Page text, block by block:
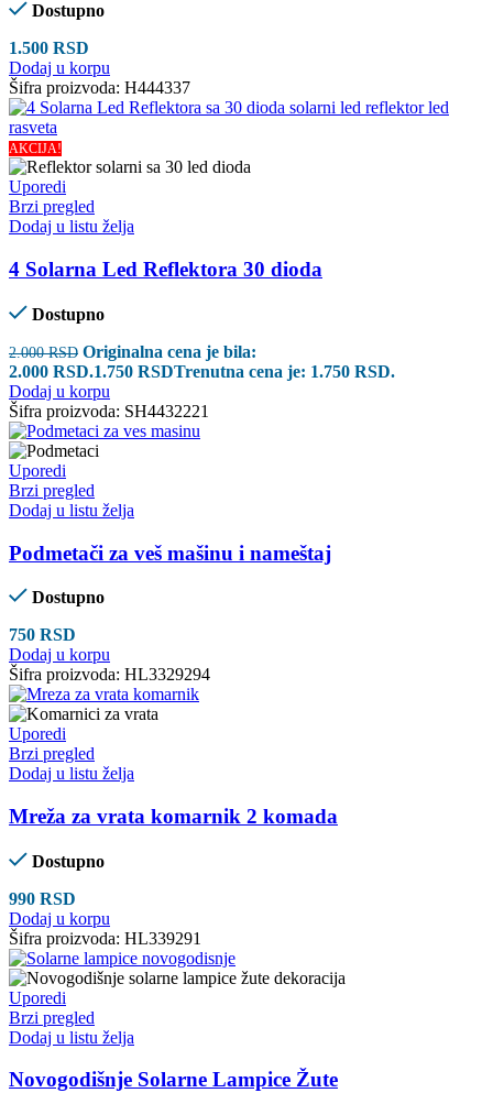
Dostupno
1.500 RSD
Dodaj u korpu
Šifra proizvoda: H444337
AKCIJA!
Uporedi
Brzi pregled
Dodaj u listu želja
4 Solarna Led Reflektora 30 dioda
Dostupno
2.000RSD Originalna cena je bila:
2.000 RSD.1.750 RSDTrenutna cena je: 1.750 RSD.
Dodaj u korpu
Šifra proizvoda: SH4432221
Uporedi
Brzi pregled
Dodaj u listu želja
Podmetači za veš mašinu i nameštaj
Dostupno
750 RSD
Dodaj u korpu
Šifra proizvoda: HL3329294
Uporedi
Brzi pregled
Dodaj u listu želja
Mreža za vrata komarnik 2 komada
Dostupno
990 RSD
Dodaj u korpu
Šifra proizvoda: HL339291
Uporedi
Brzi pregled
Dodaj u listu želja
Novogodišnje Solarne Lampice Žute